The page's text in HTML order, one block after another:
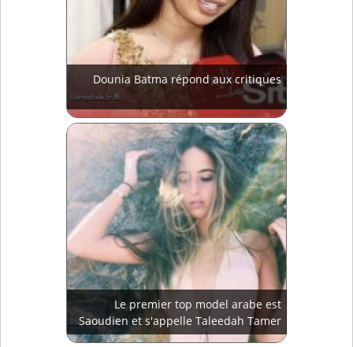
Dounia Batma répond aux critiques
Le premier top model arabe est
Saoudien et s'appelle Taleedah Tamer